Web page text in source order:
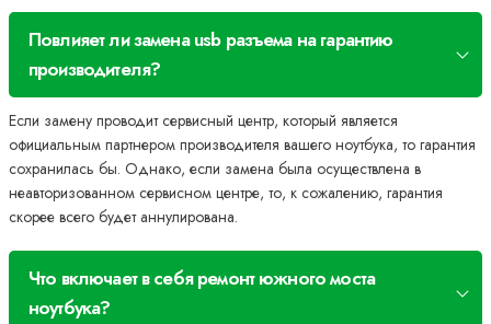
Повлияет ли замена usb разъема на гарантию
производителя?
Если замену проводит сервисный центр, который является
официальным партнером производителя вашего ноутбука, то гарантия
сохранилась бы. Однако, если замена была осуществлена в
неавторизованном сервисном центре, то, к сожалению, гарантия
скорее всего будет аннулирована.
Что включает в себя ремонт южного моста
ноутбука?